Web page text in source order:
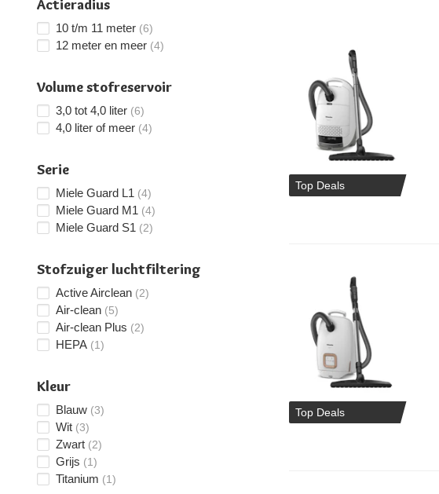
Top Deals
Top Deals
Actieradius
10 t/m 11 meter (6)
12 meter en meer (4)
Volume stofreservoir
3,0 tot 4,0 liter (6)
4,0 liter of meer (4)
Serie
Miele Guard L1 (4)
Miele Guard M1 (4)
Miele Guard S1 (2)
Stofzuiger luchtfiltering
Active Airclean (2)
Air-clean (5)
Air-clean Plus (2)
HEPA (1)
Kleur
Blauw (3)
Wit (3)
Zwart (2)
Grijs (1)
Titanium (1)